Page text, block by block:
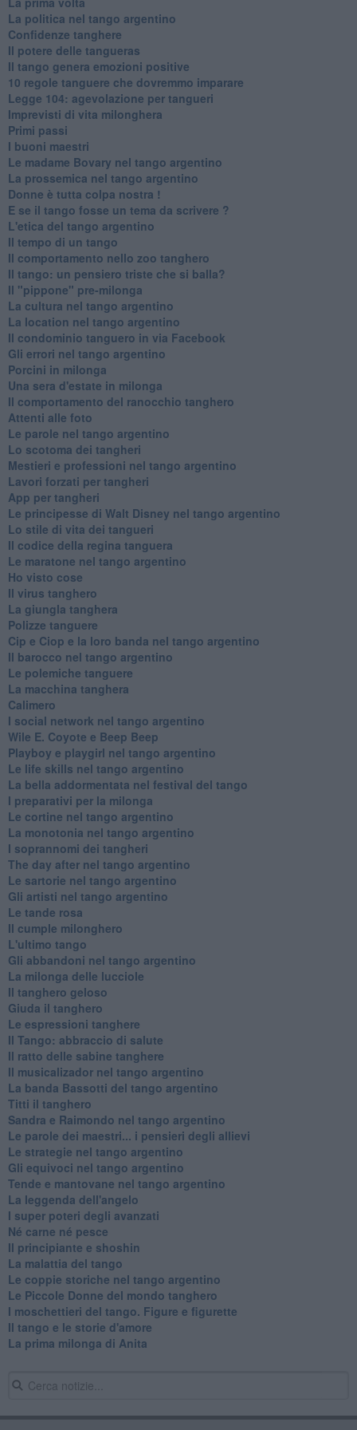
La politica nel tango argentino
Confidenze tanghere
Il potere delle tangueras
Il tango genera emozioni positive
10 regole tanguere che dovremmo imparare
Legge 104: agevolazione per tangueri
Imprevisti di vita milonghera
Primi passi
I buoni maestri
Le madame Bovary nel tango argentino
La prossemica nel tango argentino
Donne è tutta colpa nostra !
E se il tango fosse un tema da scrivere ?
L'etica del tango argentino
Il tempo di un tango
Il comportamento nello zoo tanghero
Il tango: un pensiero triste che si balla?
Il "pippone" pre-milonga
La cultura nel tango argentino
La location nel tango argentino
Il condominio tanguero in via Facebook
Gli errori nel tango argentino
Porcini in milonga
Una sera d'estate in milonga
Il comportamento del ranocchio tanghero
Attenti alle foto
Le parole nel tango argentino
Lo scotoma dei tangheri
Mestieri e professioni nel tango argentino
Lavori forzati per tangheri
App per tangheri
Le principesse di Walt Disney nel tango argentino
Lo stile di vita dei tangueri
Il codice della regina tanguera
Le maratone nel tango argentino
Ho visto cose
Il virus tanghero
La giungla tanghera
Polizze tanguere
Cip e Ciop e la loro banda nel tango argentino
Il barocco nel tango argentino
Le polemiche tanguere
La macchina tanghera
Calimero
​I social network nel tango argentino
Wile E. Coyote e Beep Beep
Playboy e playgirl nel tango argentino
Le life skills nel tango argentino
La bella addormentata nel festival del tango
I preparativi per la milonga
Le cortine nel tango argentino
La monotonia nel tango argentino
I soprannomi dei tangheri
The day after nel tango argentino
Le sartorie nel tango argentino
Gli artisti nel tango argentino
Le tande rosa
Il cumple milonghero
L'ultimo tango
Gli abbandoni nel tango argentino
La milonga delle lucciole
Il tanghero geloso
Giuda il tanghero
Le espressioni tanghere
Il Tango: abbraccio di salute
Il ratto delle sabine tanghere
Il musicalizador nel tango argentino
La banda Bassotti del tango argentino
Titti il tanghero
Sandra e Raimondo nel tango argentino
Le parole dei maestri... i pensieri degli allievi
Le strategie nel tango argentino
Gli equivoci nel tango argentino
Tende e mantovane nel tango argentino
La leggenda dell'angelo
I super poteri degli avanzati
​Né carne né pesce
Il principiante e shoshin
La malattia del tango
Le coppie storiche nel tango argentino
​Le Piccole Donne del mondo tanghero
I moschettieri del tango. Figure e figurette
Il tango e le storie d'amore
​La prima milonga di Anita